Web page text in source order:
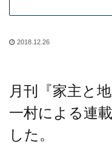
2018.12.26
月刊『家主と
一村による連
した。